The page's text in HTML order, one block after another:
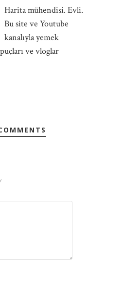
Harita mühendisi. Evli.
Bu site ve Youtube
kanalıyla yemek
ve vloglar